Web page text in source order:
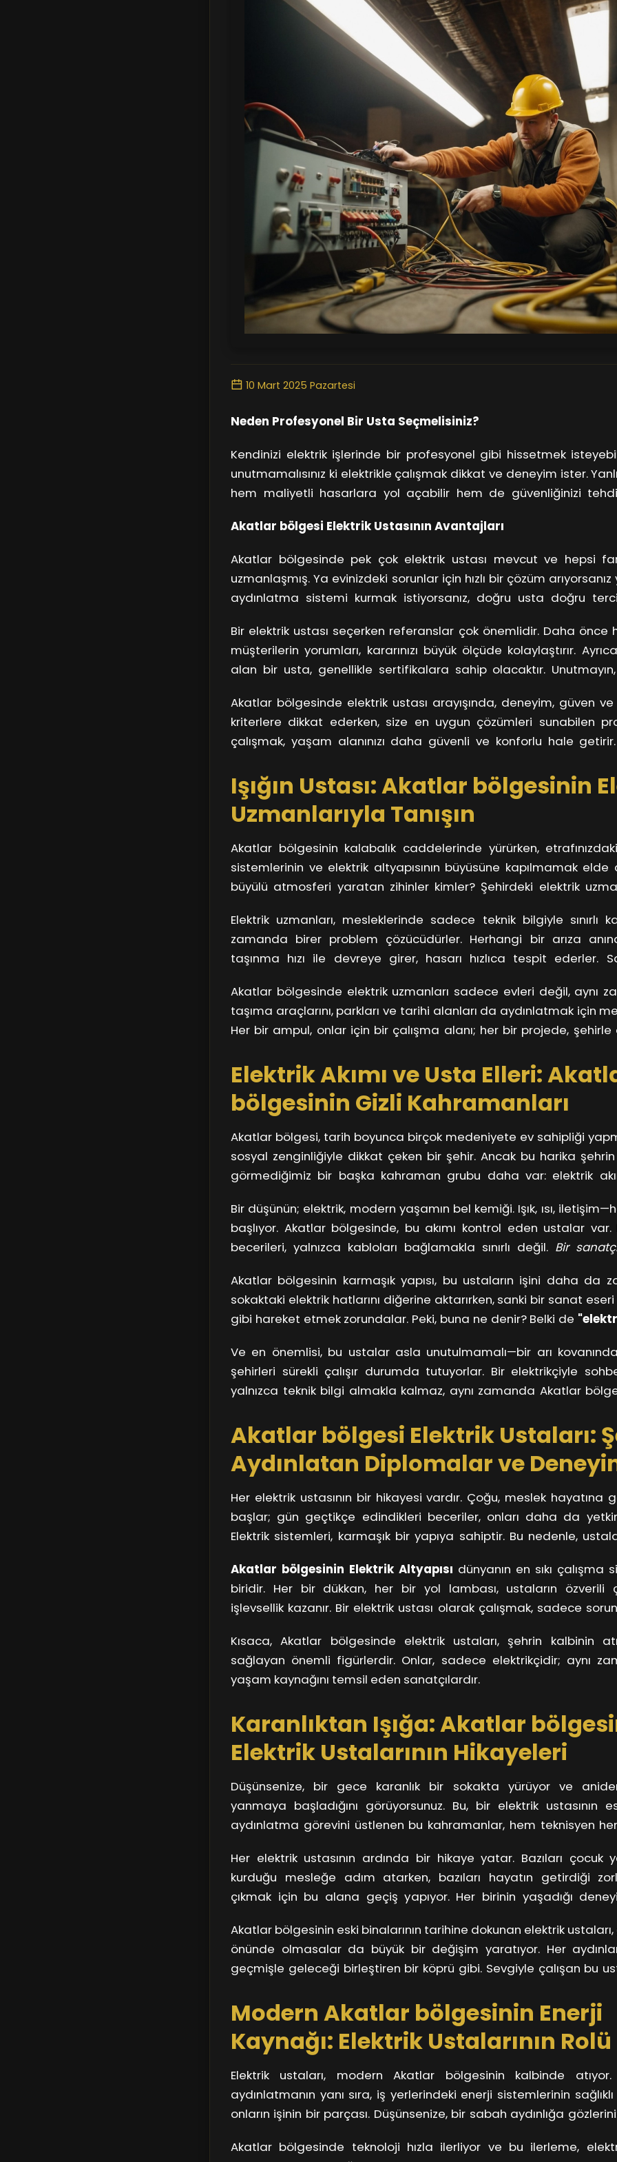
10 Mart 2025 Pazartesi
Neden Profesyonel Bir Usta Seçmelisiniz?
Kendinizi elektrik işlerinde bir profesyonel gibi hissetmek
unutmamalısınız ki elektrikle çalışmak dikkat ve deneyim ister.
hem maliyetli hasarlara yol açabilir hem de güvenliğinizi
etkili bir şekilde halleder.
Akatlar bölgesi Elektrik Ustasının Avantajları
Akatlar bölgesinde pek çok elektrik ustası mevcut ve hepsi
uzmanlaşmış. Ya evinizdeki sorunlar için hızlı bir çözüm
aydınlatma sistemi kurmak istiyorsanız, doğru usta doğru
bir müdahale gerektiriyor. Akatlar bölgesi elektrik ustası, böyle
için en uygun çözümleri sunar.
Bir elektrik ustası seçerken referanslar çok önemlidir. Daha önce
müşterilerin yorumları, kararınızı büyük ölçüde kolaylaştırır.
alan bir usta, genellikle sertifikalara sahip olacaktır.
Akatlar bölgesinde elektrik ustası arayışında, deneyim, güven ve
kriterlere dikkat ederken, size en uygun çözümleri sunabilen
çalışmak, yaşam alanınızı daha güvenli ve konforlu hale
olduğunu bir kez daha anlayacaksınız.
Işığın Ustası: Akatlar bölgesinin
Uzmanlarıyla Tanışın
Akatlar bölgesinin kalabalık caddelerinde yürürken, etrafınızdaki
sistemlerinin ve elektrik altyapısının büyüsüne kapılmamak elde
büyülü atmosferi yaratan zihinler kimler? Şehirdeki elektrik
Onlar, enerjiyi akıllıca kullanarak şehir yaşamını zenginleştirirler.
karanlık bir sokakta kaybolduğunuzda, o sarı lambaların arkasında
olduğunu düşünmelisiniz.
Elektrik uzmanları, mesleklerinde sadece teknik bilgiyle sınırlı
zamanda birer problem çözücüdürler. Herhangi bir arıza
taşınma hızı ile devreye girer, hasarı hızlıca tespit ederler.
elektrik şebekesi, yıllardır süregelen bir bilgi birikimi ve
Düşünün ki, bir gökdelenin elektrik sistemi, bir orkestranın
içinde çalışır. İşte o uyumu sağlayan ustalar, bu sistemin
Akatlar bölgesinde elektrik uzmanları sadece evleri değil, aynı
taşıma araçlarını, parkları ve tarihi alanları da aydınlatmak için
Her bir ampul, onlar için bir çalışma alanı; her bir projede, şehirle
kadar seviyorsunuz? Onların emeği sayesinde ayağınızın
parlayabilir. Şehirdeki her köşe, renklere ve ışıklara bürünür.
bölgesi sadece tarih değil, aynı zamanda ışığın ve elektriğin
Elektrik Akımı ve Usta Elleri:
bölgesinin Gizli Kahramanları
Akatlar bölgesi, tarih boyunca birçok medeniyete ev sahipliği
sosyal zenginliğiyle dikkat çeken bir şehir. Ancak bu harika
görmediğimiz bir başka kahraman grubu daha var: elektrik
hiç düşündünüz mü?
Bir düşünün; elektrik, modern yaşamın bel kemiği. Işık, ısı,
başlıyor. Akatlar bölgesinde, bu akımı kontrol eden ustalar var.
becerileri, yalnızca kabloları bağlamakla sınırlı değil. Bir
durumda,bir dantel gibi ince düşünmeye ve tasarlamaya
Akatlar bölgesinin karmaşık yapısı, bu ustaların işini daha da
sokaktaki elektrik hatlarını diğerine aktarırken, sanki bir sanat
gibi hareket etmek zorundalar. Peki, buna ne denir? Belki de
gizlendiği gibi, ışığı evlerimize getirme işinin ustaları.
Ve en önemlisi, bu ustalar asla unutulmamalı—bir arı
şehirleri sürekli çalışır durumda tutuyorlar. Bir elektrikçiyle
yalnızca teknik bilgi almakla kalmaz, aynı zamanda Akatlar
birer birer çözmeye çalışırken, sıkça karşılaştıkları zorlukları bile
görüyorlar. Sizce Akatlar bölgesinin gizli kahramanları, bu
yaşamayı nasıl başarıyor?
Akatlar bölgesi Elektrik Ustaları:
Aydınlatan Diplomalar ve
Her elektrik ustasının bir hikayesi vardır. Çoğu, meslek hayatına
başlar; gün geçtikçe edindikleri beceriler, onları daha da
Elektrik sistemleri, karmaşık bir yapıya sahiptir. Bu nedenle,
olabilir, fakat onların azmi bu zorlukları aşmalarını sağlar.
yenilikleri takip etmek de bir o kadar önemlidir. Her yeni
hızlı ve etkili çözümler sunma imkanı tanır.
Akatlar bölgesinin Elektrik Altyapısı dünyanın en sıkı çalışma
biridir. Her bir dükkan, her bir yol lambası, ustaların özverili
işlevsellik kazanır. Bir elektrik ustası olarak çalışmak, sadece
lambalarını tamir ederken, insanların hayatında fark yaratırlar.
hızlı akarken, herkesin ışık ihtiyacını karşılamak için bir köşede
ustalar, bize güvenilir bir dünyayı sunarlar.
Kısaca, Akatlar bölgesinde elektrik ustaları, şehrin kalbinin
sağlayan önemli figürlerdir. Onlar, sadece elektrikçidir; aynı
yaşam kaynağını temsil eden sanatçılardır.
Karanlıktan Işığa: Akatlar
Elektrik Ustalarının Hikayeleri
Düşünsenize, bir gece karanlık bir sokakta yürüyor ve
yanmaya başladığını görüyorsunuz. Bu, bir elektrik ustasının
aydınlatma görevini üstlenen bu kahramanlar, hem teknisyen
bölgesinin ruhunu da şekillendiriyor.
Her elektrik ustasının ardında bir hikaye yatar. Bazıları çocuk
kurduğu mesleğe adım atarken, bazıları hayatın getirdiği
çıkmak için bu alana geçiş yapıyor. Her birinin yaşadığı
çıkan her ışık, bir umut simgesi. Bu, Akatlar bölgesinin
dünyayı birleştiriyor.
Akatlar bölgesinin eski binalarının tarihine dokunan elektrik
önünde olmasalar da büyük bir değişim yaratıyor. Her
geçmişle geleceği birleştiren bir köprü gibi. Sevgiyle çalışan bu
emekleri, Akatlar bölgesinin karanlığından çıkarak, ruhunu
ediyor.
Modern Akatlar bölgesinin Enerji
Kaynağı: Elektrik Ustalarının Rolü
Elektrik ustaları, modern Akatlar bölgesinin kalbinde atıyor.
aydınlatmanın yanı sıra, iş yerlerindeki enerji sistemlerinin
onların işinin bir parçası. Düşünsenize, bir sabah aydınlığa
elektrik ustalarının uzmanlığı sayesinde mümkün oluyor.
Akatlar bölgesinde teknoloji hızla ilerliyor ve bu ilerleme,